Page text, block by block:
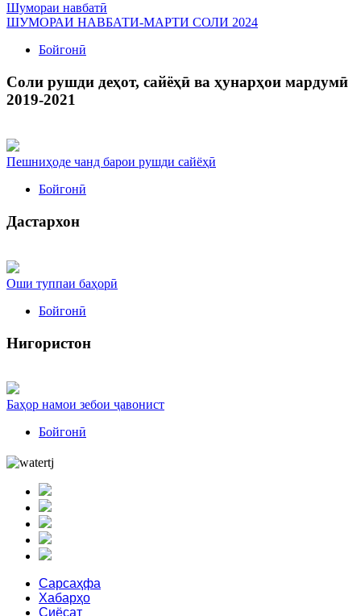
Шумораи навбатӣ
ШУМОРАИ НАВБАТИ-МАРТИ СОЛИ 2024
Бойгонӣ
Соли рушди деҳот, сайёҳӣ ва ҳунарҳои мардумӣ
2019-2021
Пешниҳоде чанд барои рушди сайёҳӣ
Бойгонӣ
Дастархон
Оши туппаи баҳорӣ
Бойгонӣ
Нигористон
Баҳор намои зебои ҷавонист
Бойгонӣ
Сарсаҳфа
Хабарҳо
Сиёсат